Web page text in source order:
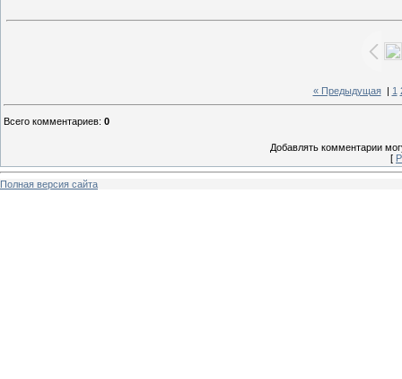
« Предыдущая| 1
Всего комментариев: 0
Добавлять комментарии
[
Полная версия сайта